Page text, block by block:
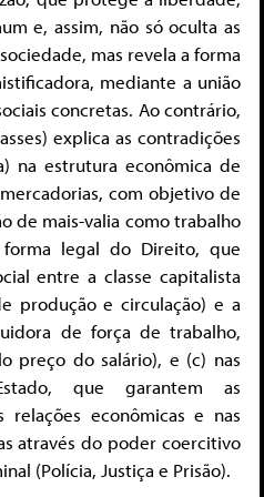
e, assim, não só oculta as
mas revela a forma
mediante a união
concretas. Ao contrário,
explica as contradições
na estrutura econômica de
com objetivo de
de mais-valia como trabalho
legal do Direito, que
entre a classe capitalista
produção e circulação) e a
de força de trabalho,
preço do salário), e (c) nas
que garantem as
relações econômicas e nas
através do poder coercitivo
(Polícia, Justiça e Prisão).